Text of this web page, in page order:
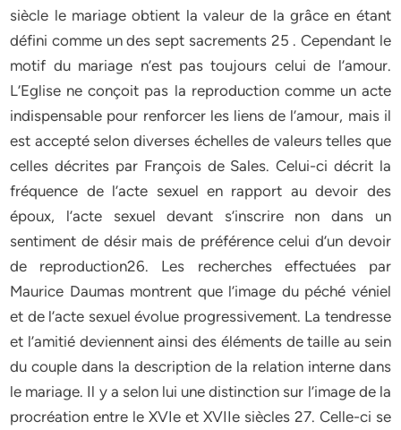
siècle le mariage obtient la valeur de la grâce en étant
défini comme un des sept sacrements 25 . Cependant le
motif du mariage n’est pas toujours celui de l’amour.
L’Eglise ne conçoit pas la reproduction comme un acte
indispensable pour renforcer les liens de l’amour, mais il
est accepté selon diverses échelles de valeurs telles que
celles décrites par François de Sales. Celui-ci décrit la
fréquence de l’acte sexuel en rapport au devoir des
époux, l’acte sexuel devant s’inscrire non dans un
sentiment de désir mais de préférence celui d’un devoir
de reproduction26. Les recherches effectuées par
Maurice Daumas montrent que l’image du péché véniel
et de l’acte sexuel évolue progressivement. La tendresse
et l’amitié deviennent ainsi des éléments de taille au sein
du couple dans la description de la relation interne dans
le mariage. Il y a selon lui une distinction sur l’image de la
procréation entre le XVIe et XVIIe siècles 27. Celle-ci se